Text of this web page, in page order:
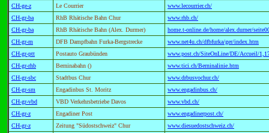
CH-ge-z
Le Courrier
www.lecourrier.ch/
CH-gr-ba
RhB Rhätische Bahn Chur
www.rhb.ch/
CH-gr-ba
RhB Rhätische Bahn (Alex. Durmer)
home.t-online.de/home/alex.durner/
CH-gr-m
DFB Dampfbahn Furka-Bergstrecke
www.net4u.ch/dfbfurka/ger/index.htm
CH-gr-ptt
Postauto Graubünden
www.post.ch/SiteOnLine/DE/Accueil/
CH-gr-rhb
Berninabahn ()
www.tici.ch/Berninalinie.htm
CH-gr-sbc
Stadtbus Chur
www.drbusvochur.ch/
CH-gr-sm
Engadinbus St. Moritz
www.engadinbus.ch/
CH-gr-vbd
VBD Verkehrsbetriebe Davos
www.vbd.ch/
CH-gr-z
Engadiner Post
www.engadinerpost.ch/
CH-gr-z
Zeitung "Südostschweiz" Chur
www.diesuedostschweiz.ch/